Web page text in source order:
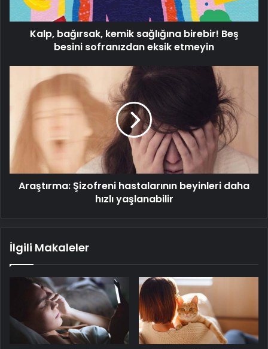
sofranızdan
eksik
etmeyinKalp, bağırsak, kemik sağlığına birebir! Beş
besini sofranızdan eksik etmeyin
Şizofreni
hastalarının
daha
hızlı
yaşlanabilir
Araştırma: Şizofreni hastalarının beyinleri daha
hızlı yaşlanabilir
İlgili Makaleler